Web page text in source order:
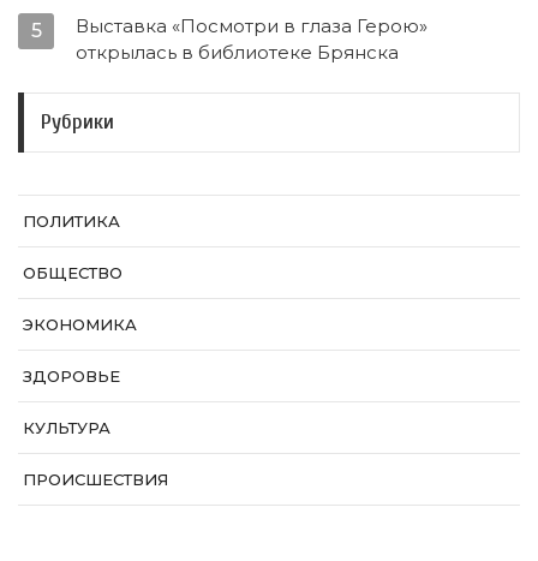
5
Выставка «Посмотри в глаза Герою»
открылась в библиотеке Брянска
Рубрики
ПОЛИТИКА
ОБЩЕСТВО
ЭКОНОМИКА
ЗДОРОВЬЕ
КУЛЬТУРА
ПРОИСШЕСТВИЯ